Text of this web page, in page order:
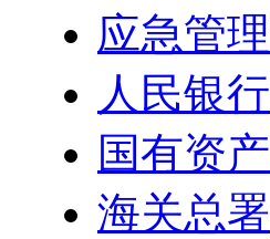
应急管
人民银行
国有资
海关总署